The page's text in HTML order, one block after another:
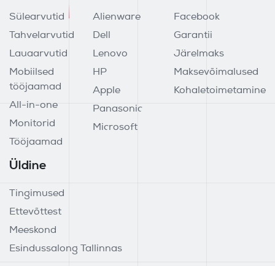
Sülearvutid
Tahvelarvutid
Lauaarvutid
Mobiilsed
tööjaamad
All-in-one
Monitorid
Tööjaamad
Alienware
Dell
Lenovo
HP
Apple
Panasonic
Microsoft
Facebook
Garantii
Järelmaks
Maksevõimalused
Kohaletoimetamine
Üldine
Tingimused
Ettevõttest
Meeskond
Esindussalong Tallinnas